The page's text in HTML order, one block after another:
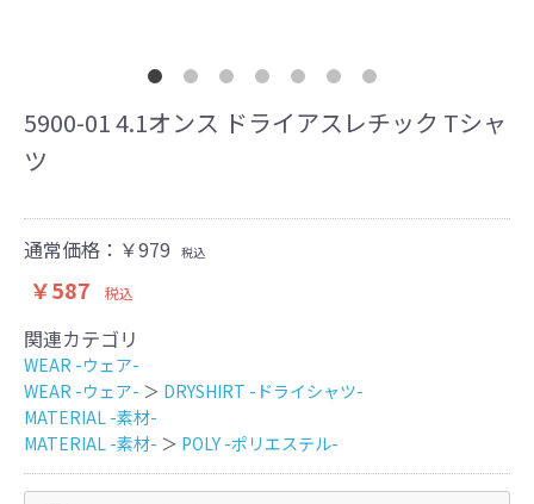
5900-01 4.1オンス ドライアスレチック Tシャ
ツ
通常価格： ￥979 税込
￥587 税込
関連カテゴリ
WEAR -ウェア-
WEAR -ウェア- ＞ DRYSHIRT -ドライシャツ-
MATERIAL -素材-
MATERIAL -素材- ＞ POLY -ポリエステル-